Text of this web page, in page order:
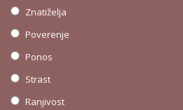
Znatiželja
Poverenje
Ponos
Strast
Ranjivost